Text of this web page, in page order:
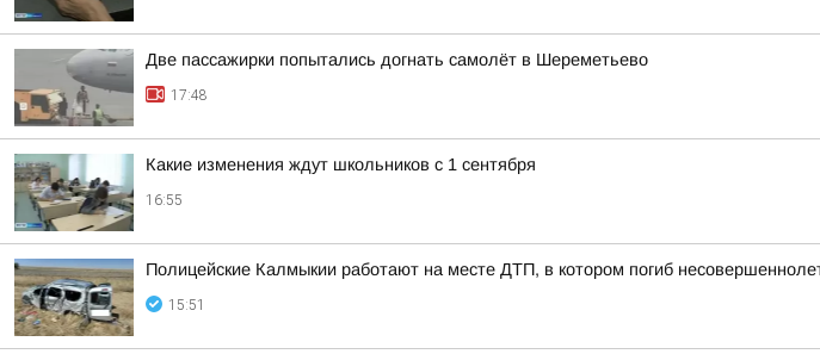
Две пассажирки попытались догнать самолёт в Шереметьево
17:48
Какие изменения ждут школьников с 1 сентября
16:55
Полицейские Калмыкии работают на месте ДТП, в котором погиб
15:51